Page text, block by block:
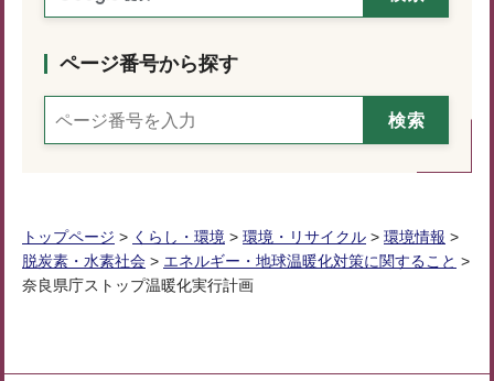
ページ番号から探す
トップページ > くらし・環境 > 環境・リサイクル > 環境情報 >
脱炭素・水素社会 > エネルギー・地球温暖化対策に関すること >
奈良県庁ストップ温暖化実行計画